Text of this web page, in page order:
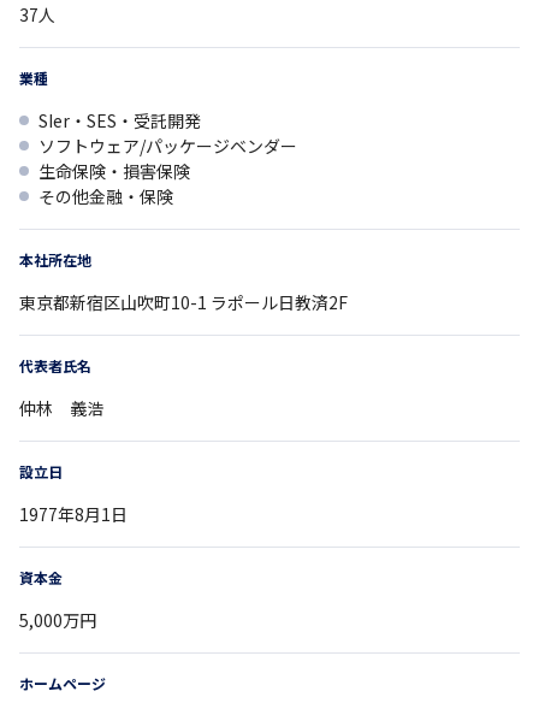
37人
業種
SIer・SES・受託開発
ソフトウェア/パッケージベンダー
生命保険・損害保険
その他金融・保険
本社所在地
東京都新宿区山吹町10-1 ラポール日教済2F
代表者氏名
仲林 義浩
設立日
1977年8月1日
資本金
5,000万円
ホームページ